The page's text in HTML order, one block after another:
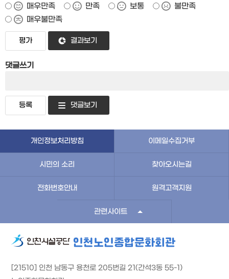
매우만족
만족 보통
불만족
매우불만족
결과보기
댓글쓰기
댓글보기
개인정보처리방침 이메일수집거부
시민의 소리 찾아오시는길
전화번호안내 원격고객지원
관련사이트
인천노인종합문화회관
[21510] 인천 남동구 용천로 205번길 21(간석3동 55-1)